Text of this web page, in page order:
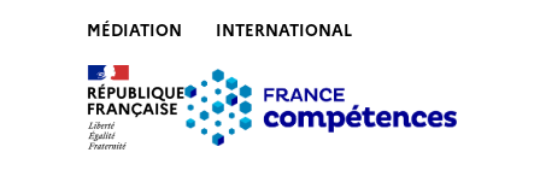
MÉDIATION INTERNATIONAL